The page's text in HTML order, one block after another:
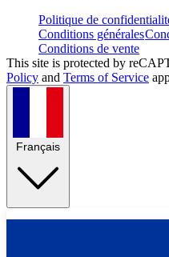
Politique de
Conditions générales
Conditions de vente
This site is protected by
Policy and Terms of Service
Français